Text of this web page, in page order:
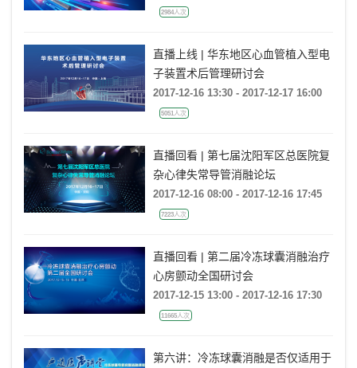
2984人次
直播上线 | 华东地区心血管植入型电
子装置术后管理研讨会
2017-12-16 13:30 - 2017-12-17 16:00
5051人次
直播回看 | 第七届沈阳军区总医院复
杂心律失常导管消融论坛
2017-12-16 08:00 - 2017-12-16 17:45
7223人次
直播回看 | 第二届冷冻球囊消融治疗
心房颤动全国研讨会
2017-12-15 13:00 - 2017-12-16 17:30
11665人次
第六讲：冷冻球囊消融是否仅适用于